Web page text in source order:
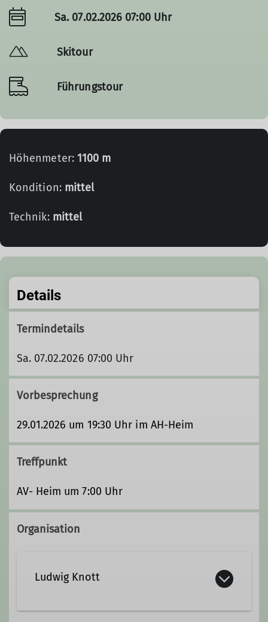
Sa. 07.02.2026 07:00 Uhr
Skitour
Führungstour
Höhenmeter: 1100 m
Kondition: mittel
Technik: mittel
Details
Termindetails
Sa. 07.02.2026 07:00 Uhr
Vorbesprechung
29.01.2026 um 19:30 Uhr im AH-Heim
Treffpunkt
AV- Heim um 7:00 Uhr
Organisation
Ludwig Knott